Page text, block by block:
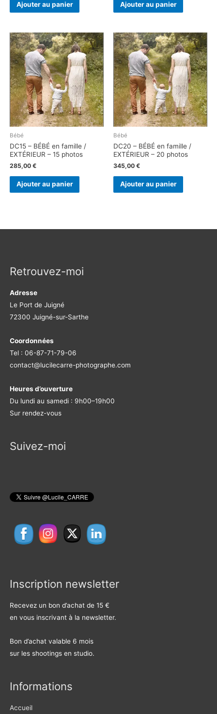
Ajouter au panier Ajouter au panier
Bébé
DC15 – BÉBÉ en famille /
EXTÉRIEUR – 15 photos
285,00 €
Ajouter au panier
Bébé
DC20 – BÉBÉ en famille /
EXTÉRIEUR – 20 photos
345,00 €
Ajouter au panier
Retrouvez-moi
Adresse
Le Port de Juigné
72300 Juigné-sur-Sarthe
Coordonnées
Tel : 06-87-71-79-06
contact@lucilecarre-photographe.com
Heures d’ouverture
Du lundi au samedi : 9h00–19h00
Sur rendez-vous
Suivez-moi
Inscription newsletter
Recevez un bon d’achat de 15 €
en vous inscrivant à la newsletter.
Bon d’achat valable 6 mois
sur les shootings en studio.
Informations
Accueil